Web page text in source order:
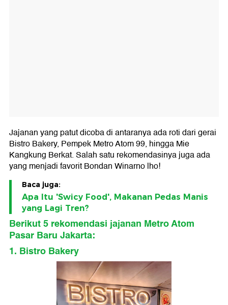
Jajanan yang patut dicoba di antaranya ada roti dari gerai
Bistro Bakery, Pempek Metro Atom 99, hingga Mie
Kangkung Berkat. Salah satu rekomendasinya juga ada
yang menjadi favorit Bondan Winarno lho!
Baca juga:
Apa Itu 'Swicy Food', Makanan Pedas Manis
yang Lagi Tren?
Berikut 5 rekomendasi jajanan Metro Atom
Pasar Baru Jakarta:
1. Bistro Bakery